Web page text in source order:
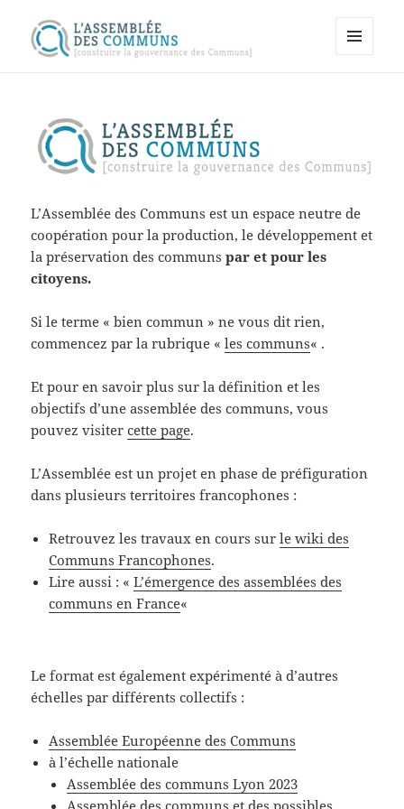
L’Assemblée des Communs est un espace neutre de
coopération pour la production, le développement et
la préservation des communspar et pour les
citoyens.
Si le terme « bien commun » ne vous dit rien,
commencez par la rubrique «les communs« .
Et pour en savoir plus sur la définition et les
objectifs d’une assemblée des communs, vous
pouvez visitercette page.
L’Assemblée est un projet en phase de préfiguration
dans plusieurs territoires francophones :
Retrouvez les travaux en cours surle wiki des
Communs Francophones.
Lire aussi : «L’émergence des assemblées des
communs en France«
Le format est également expérimenté à d’autres
échelles par différents collectifs :
Assemblée Européenne des Communs
à l’échelle nationale
Assemblée des communs Lyon 2023
Assemblée des communs et des possibles